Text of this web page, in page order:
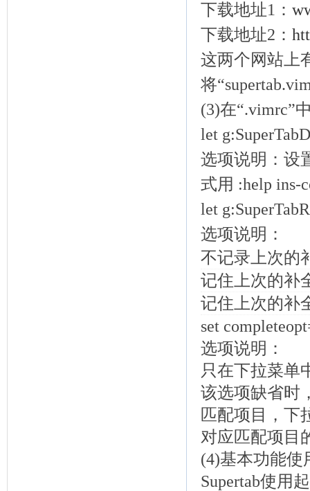
下载地址1：
下载地址2：
这两个网站上
将
(3)在“.vimrc”
let
选项说明：设
式用 :help ins-
let
选项说明：
不记录上次的
记住上次的补
记住上次的补
set
选项说明：
只在下拉菜单
该选项缺省时
匹配项目，下
对应匹配项目
(4)基本功能使
Supertab使用